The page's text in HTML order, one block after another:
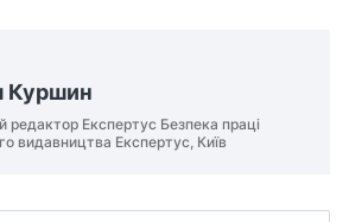
Куршин
редактор Експертус Безпека праці
видавництва Експертус, Київ